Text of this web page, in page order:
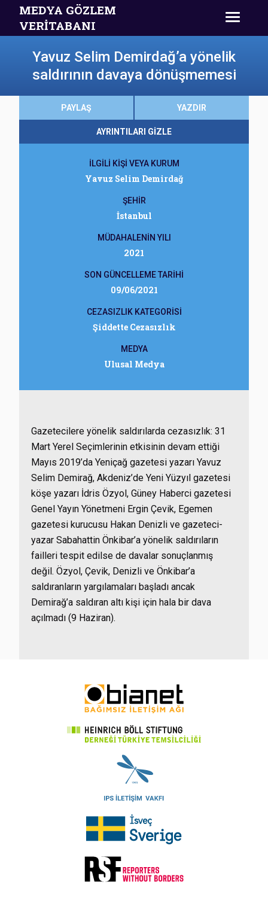
MEDYA GÖZLEM
VERİTABANI
Yavuz Selim Demirdağ’a yönelik
saldırının davaya dönüşmemesi
PAYLAŞ YAZDIR
AYRINTILARI GİZLE
İLGİLİ KİŞİ VEYA KURUM
Yavuz Selim Demirdağ
ŞEHİR
İstanbul
MÜDAHALENİN YILI
2021
SON GÜNCELLEME TARİHİ
09/06/2021
CEZASIZLIK KATEGORİSİ
Şiddette Cezasızlık
MEDYA
Ulusal Medya
Gazetecilere yönelik saldırılarda cezasızlık: 31
Mart Yerel Seçimlerinin etkisinin devam ettiği
Mayıs 2019’da Yeniçağ gazetesi yazarı Yavuz
Selim Demirağ, Akdeniz’de Yeni Yüzyıl gazetesi
köşe yazarı İdris Özyol, Güney Haberci gazetesi
Genel Yayın Yönetmeni Ergin Çevik, Egemen
gazetesi kurucusu Hakan Denizli ve gazeteci-
yazar Sabahattin Önkibar’a yönelik saldırıların
failleri tespit edilse de davalar sonuçlanmış
değil. Özyol, Çevik, Denizli ve Önkibar’a
saldıranların yargılamaları başladı ancak
Demirağ’a saldıran altı kişi için hala bir dava
açılmadı (9 Haziran).